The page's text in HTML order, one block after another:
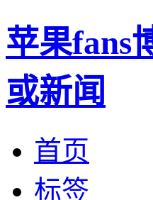
苹果fans
或新闻
首页
标签